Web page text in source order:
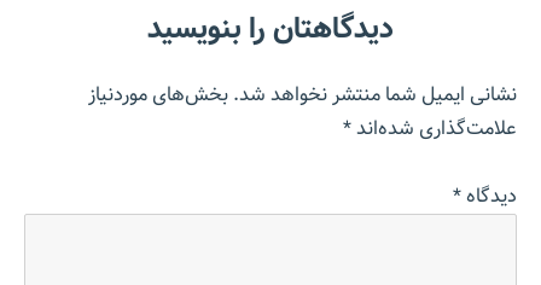
دیدگاهتان را بنویسید
نشانی ایمیل شما منتشر نخواهد شد.بخش‌های موردنیاز
علامت‌گذاری شده‌اند*
دیدگاه*